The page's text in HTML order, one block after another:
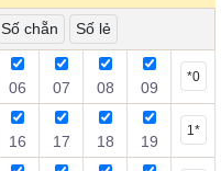
Số chẵn Số lẻ
06 07 08 09
*0
16 17 18 19
1*